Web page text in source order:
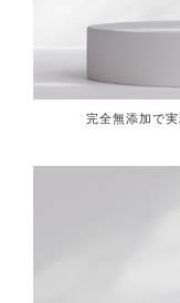
完全無添加で